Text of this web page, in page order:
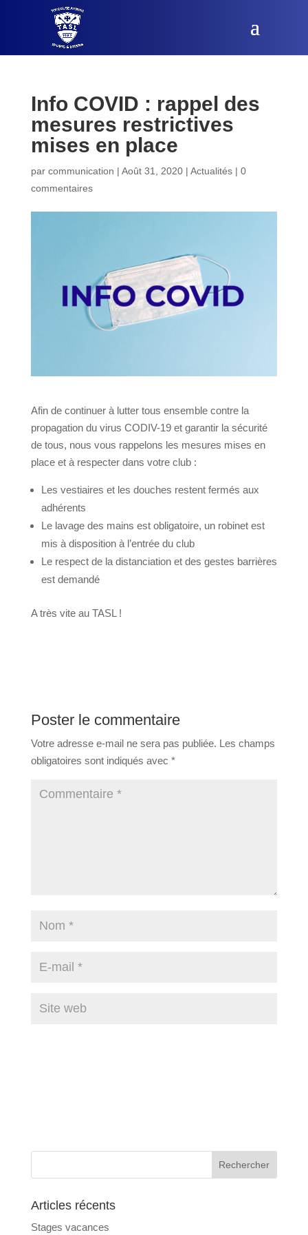
Info COVID : rappel des
mesures restrictives
mises en place
par communication | Août 31, 2020| Actualités| 0
commentaires
Afin de continuer à lutter tous ensemble contre la
propagation du virus CODIV-19 et garantir la sécurité
de tous, nous vous rappelons les mesures mises en
place et à respecter dans votre club :
Les vestiaires et les douches restent fermés aux
adhérents
Le lavage des mains est obligatoire, un robinet est
mis à disposition à l’entrée du club
Le respect de la distanciation et des gestes barrières
est demandé
A très vite au TASL !
Poster le commentaire
Votre adresse e-mail ne sera pas publiée. Les champs
obligatoires sont indiqués avec *
Articles récents
Stages vacances